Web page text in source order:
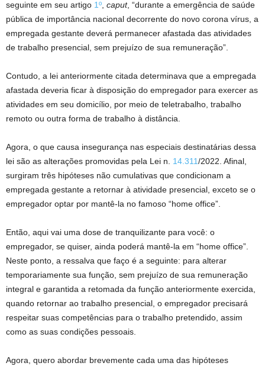
seguinte em seu artigo 1º, caput, “durante a emergência de saúde
pública de importância nacional decorrente do novo corona vírus, a
empregada gestante deverá permanecer afastada das atividades
de trabalho presencial, sem prejuízo de sua remuneração”.
Contudo, a lei anteriormente citada determinava que a empregada
afastada deveria ficar à disposição do empregador para exercer as
atividades em seu domicílio, por meio de teletrabalho, trabalho
remoto ou outra forma de trabalho à distância.
Agora, o que causa insegurança nas especiais destinatárias dessa
lei são as alterações promovidas pela Lei n. 14.311/2022. Afinal,
surgiram três hipóteses não cumulativas que condicionam a
empregada gestante a retornar à atividade presencial, exceto se o
empregador optar por mantê-la no famoso “home office”.
Então, aqui vai uma dose de tranquilizante para você: o
empregador, se quiser, ainda poderá mantê-la em “home office”.
Neste ponto, a ressalva que faço é a seguinte: para alterar
temporariamente sua função, sem prejuízo de sua remuneração
integral e garantida a retomada da função anteriormente exercida,
quando retornar ao trabalho presencial, o empregador precisará
respeitar suas competências para o trabalho pretendido, assim
como as suas condições pessoais.
Agora, quero abordar brevemente cada uma das hipóteses